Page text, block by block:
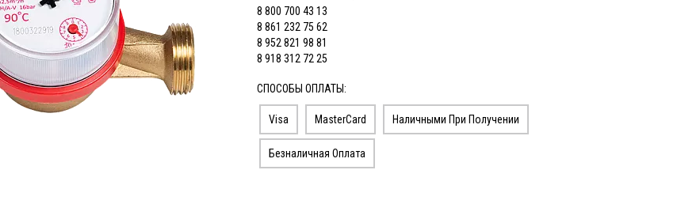
8 800 700 43 13
8 861 232 75 62
8 952 821 98 81
8 918 312 72 25
СПОСОБЫ ОПЛАТЫ:
Visa MasterCard Наличными При Получении
Безналичная Оплата